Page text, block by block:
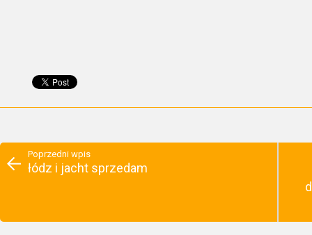
Poprzedni wpis
łódz i jacht sprzedam